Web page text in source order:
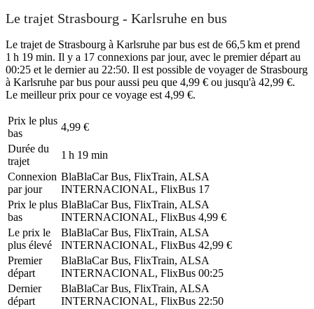
Le trajet Strasbourg - Karlsruhe en bus
Le trajet de Strasbourg à Karlsruhe par bus est de 66,5 km et prend
1 h 19 min. Il y a 17 connexions par jour, avec le premier départ au
00:25 et le dernier au 22:50. Il est possible de voyager de Strasbourg
à Karlsruhe par bus pour aussi peu que 4,99 € ou jusqu'à 42,99 €.
Le meilleur prix pour ce voyage est 4,99 €.
Prix ​​le plus
bas
4,99 €
Durée du
trajet
1 h 19 min
Connexion
par jour
BlaBlaCar Bus, FlixTrain, ALSA
INTERNACIONAL, FlixBus 17
Prix ​​le plus
bas
BlaBlaCar Bus, FlixTrain, ALSA
INTERNACIONAL, FlixBus 4,99 €
Le prix le
plus élevé
BlaBlaCar Bus, FlixTrain, ALSA
INTERNACIONAL, FlixBus 42,99 €
Premier
départ
BlaBlaCar Bus, FlixTrain, ALSA
INTERNACIONAL, FlixBus 00:25
Dernier
départ
BlaBlaCar Bus, FlixTrain, ALSA
INTERNACIONAL, FlixBus 22:50